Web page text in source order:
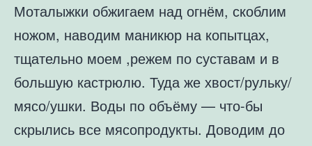
Моталыжки обжигаем над огнём, скоблим
ножом, наводим маникюр на копытцах,
тщательно моем ,режем по суставам и в
большую кастрюлю. Туда же хвост/рульку/
мясо/ушки. Воды по объёму — что-бы
скрылись все мясопродукты. Доводим до